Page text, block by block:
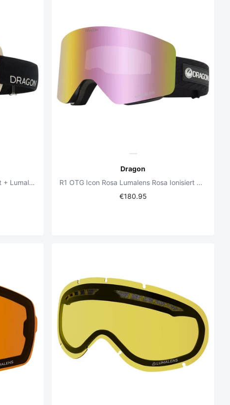
D1 OTG Raw Lumalens Mitternacht + Lumalens Amber Objektiv
Dragon
R1 OTG Icon Rosa Lumalens Rosa Ionisiert + Lumalens Mitternachtslinse
€180.95